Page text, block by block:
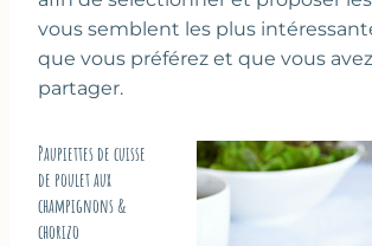
vous semblent les plus
que vous préférez et que vous
partager.
Paupiettes de cuisse
de poulet aux
champignons &
chorizo